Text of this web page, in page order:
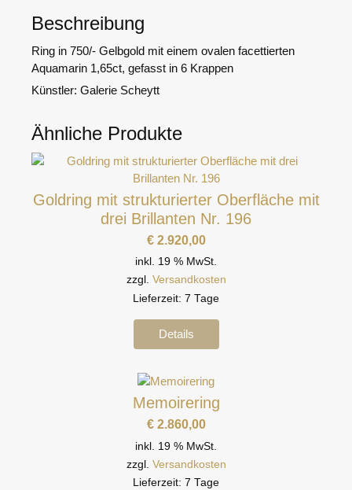
Beschreibung
Ring in 750/- Gelbgold mit einem ovalen facettierten
Aquamarin 1,65ct, gefasst in 6 Krappen
Künstler: Galerie Scheytt
Ähnliche Produkte
Goldring mit strukturierter Oberfläche mit
drei Brillanten Nr. 196
€2.920,00
inkl. 19 % MwSt.
zzgl. Versandkosten
Lieferzeit: 7 Tage
Details
Memoirering
€2.860,00
inkl. 19 % MwSt.
zzgl. Versandkosten
Lieferzeit: 7 Tage